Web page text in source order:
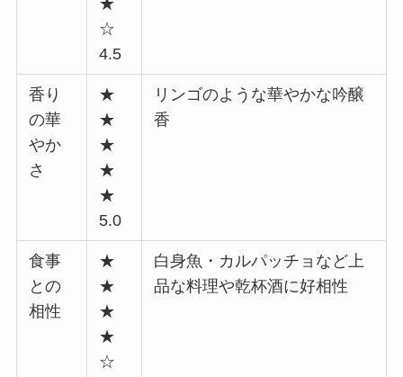
★
☆
4.5
香り
の華
やか
さ
★
★
★
★
★
5.0
リンゴのような華やかな吟醸
香
食事
との
相性
★
★
★
★
☆
白身魚・カルパッチョなど上
品な料理や乾杯酒に好相性